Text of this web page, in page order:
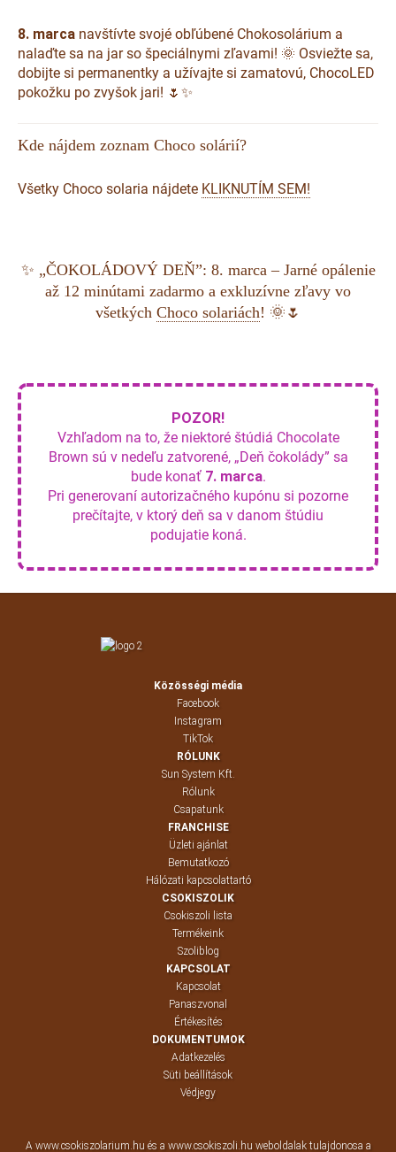
8. marca navštívte svojé obľúbené Chokosolárium a
nalaďte sa na jar so špeciálnymi zľavami! 🌞 Osviežte sa,
dobijte si permanentky a užívajte si zamatovú, ChocoLED
pokožku po zvyšok jari! 🌷✨
Kde nájdem zoznam Choco solárií?
Všetky Choco solaria nájdete KLIKNUTÍM SEM!
✨ „ČOKOLÁDOVÝ DEŇ”: 8. marca – Jarné opálenie
až 12 minútami zadarmo a exkluzívne zľavy vo
všetkých Choco solariách! 🌞🌷
POZOR!
Vzhľadom na to, že niektoré štúdiá Chocolate
Brown sú v nedeľu zatvorené, „Deň čokolády” sa
bude konať 7. marca.
Pri generovaní autorizačného kupónu si pozorne
prečítajte, v ktorý deň sa v danom štúdiu
podujatie koná.
Közösségi média
Facebook
Instagram
TikTok
RÓLUNK
Sun System Kft.
Rólunk
Csapatunk
FRANCHISE
Üzleti ajánlat
Bemutatkozó
Hálózati kapcsolattartó
CSOKISZOLIK
Csokiszoli lista
Termékeink
Szoliblog
KAPCSOLAT
Kapcsolat
Panaszvonal
Értékesítés
DOKUMENTUMOK
Adatkezelés
Süti beállítások
Védjegy
A www.csokiszolarium.hu és a www.csokiszoli.hu weboldalak tulajdonosa a